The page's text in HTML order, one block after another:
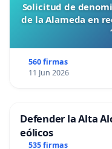
Solicitud de
de la Alameda en
560 firmas
11 Jun 2026
Defender la Alta
eólicos
535 firmas